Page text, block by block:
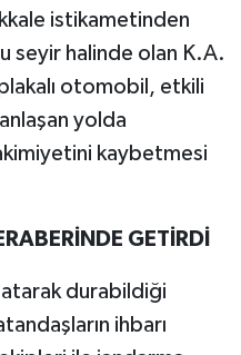
istikametinden
seyir halinde olan K.A.
otomobil, etkili
yolda
kaybetmesi
GETİRDİ
durabildiği
ihbarı